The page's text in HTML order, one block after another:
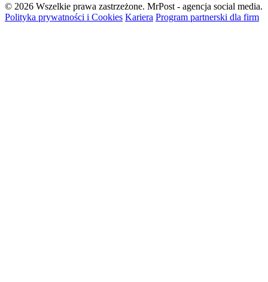
© 2026 Wszelkie prawa zastrzeżone. MrPost - agencja social media.
Polityka prywatności i Cookies Kariera Program partnerski dla firm